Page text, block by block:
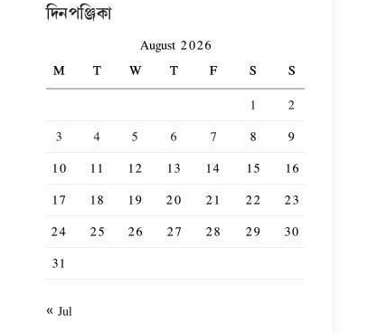
দিনপঞ্জিকা
August 2026
M
T W T F S
S
1
2
3
4 5 6 7 8
9
10
11 12 13 14 15
16
17
18 19 20 21 22
23
24
25 26 27 28 29
30
31
« Jul